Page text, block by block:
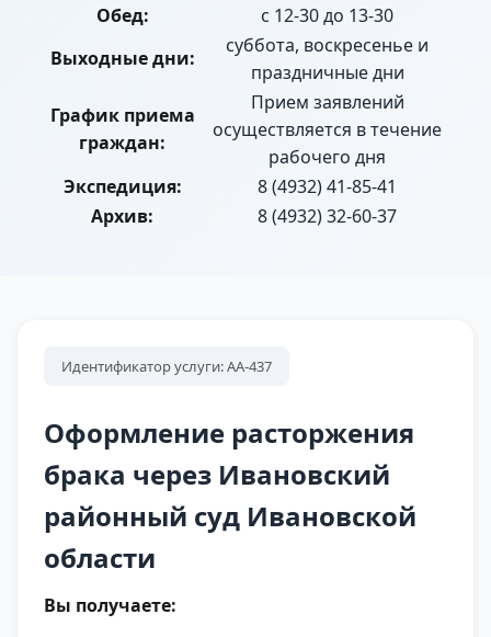
Обед:
с 12-30 до 13-30
Выходные дни:
суббота, воскресенье и
праздничные дни
График приема
граждан:
Прием заявлений
осуществляется в течение
рабочего дня
Экспедиция:
8 (4932) 41-85-41
Архив:
8 (4932) 32-60-37
Идентификатор услуги: АА-437
Оформление расторжения
брака через Ивановский
районный суд Ивановской
области
Вы получаете: